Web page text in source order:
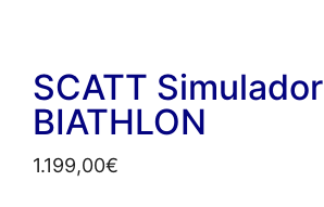
SCATT Simulador
BIATHLON
1.199,00€